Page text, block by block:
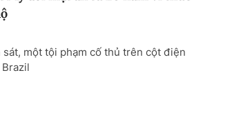
sát, một tội phạm cố thủ trên cột điện